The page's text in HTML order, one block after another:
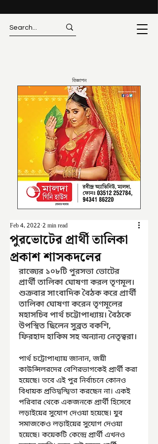
বিজ্ঞাপন
পুরভোটের প্রার্থী তালিকা
প্রকাশ শাসকদলের
Feb 4, 2022 2 min read
রাজ্যের ১০৮টি পুরসভা ভোটের
প্রার্থী তালিকা ঘোষণা করল তৃণমূল।
শুক্রবার সাংবাদিক বৈঠক করে প্রার্থী
তালিকা ঘোষণা করেন তৃণমূলের
মহাসচিব পার্থ চট্টোপাধ্যায়। বৈঠকে
উপস্থিত ছিলেন সুব্রত বকশি,
ফিরহাদ হাকিম সহ অন্যান্য নেতৃত্বরা।
পার্থ চট্টোপাধ্যায় জানান, জয়ী
কাউন্সিলরদের বেশিরভাগকেই প্রার্থী করা
হয়েছে। তবে এই পুর নির্বাচনে কোনও
বিধায়ক প্রতিদ্বন্দ্বিতা করছেন না। একই
পরিবার থেকে একজনকে প্রার্থী হিসেবে
লড়াইয়ের সুযোগ দেওয়া হয়েছে। যুব
সমাজকেও লড়াইয়ের সুযোগ দেওয়া
হয়েছে। কয়েকটি কেন্দ্রে প্রার্থী এখনও